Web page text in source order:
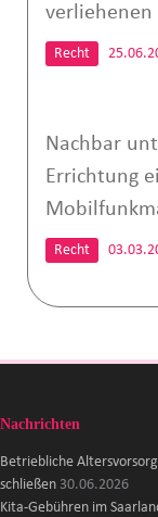
verliehenen
Recht
Nachbar
Errichtung
Recht
Nachrichten
Betriebliche
schließen 30.06.2026
Kita-Gebühren im